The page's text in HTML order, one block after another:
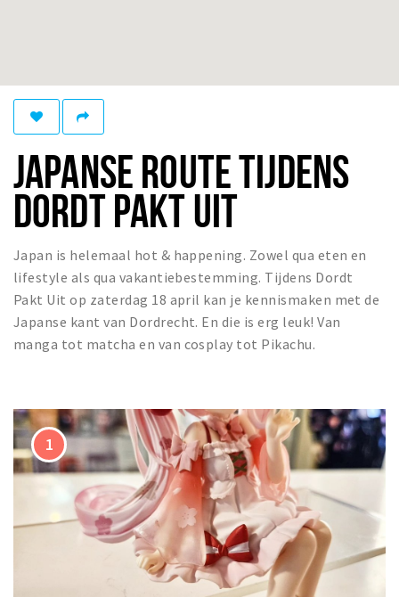
Winkelgebieden
Parkeren
Bezienswaardigheden
Musea, theaters & podia
Uitjes & activiteiten
Sport
Natuur
JAPANSE ROUTE TIJDENS
DORDT PAKT UIT
Japan is helemaal hot & happening. Zowel qua eten en
lifestyle als qua vakantiebestemming. Tijdens Dordt
Pakt Uit op zaterdag 18 april kan je kennismaken met de
Japanse kant van Dordrecht. En die is erg leuk! Van
manga tot matcha en van cosplay tot Pikachu.